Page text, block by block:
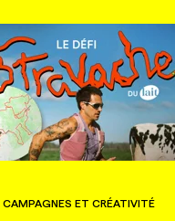
CAMPAGNES ET CRÉATIVITÉ